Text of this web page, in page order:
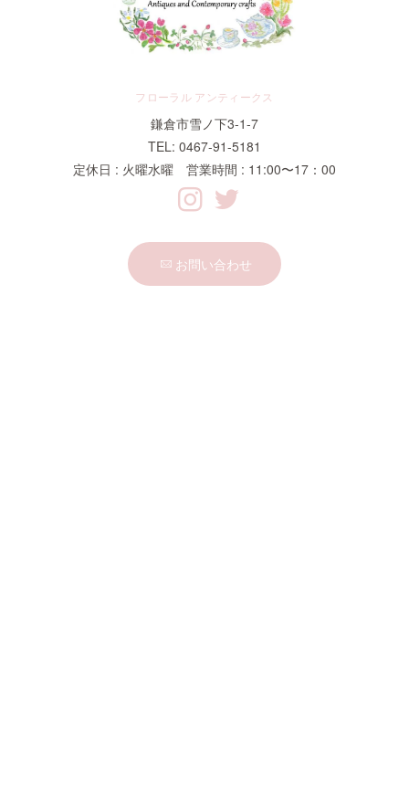
フローラル アンティークス
鎌倉市雪ノ下3-1-7
TEL: 0467-91-5181
定休日 : 火曜水曜 営業時間 : 11:00〜17：00
お問い合わせ